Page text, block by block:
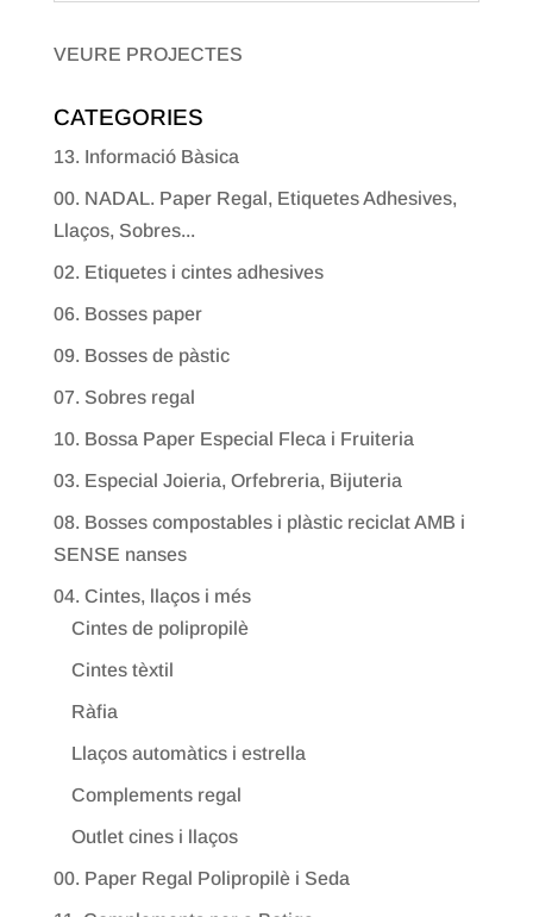
VEURE PROJECTES
CATEGORIES
13. Informació Bàsica
00. NADAL. Paper Regal, Etiquetes Adhesives,
Llaços, Sobres...
02. Etiquetes i cintes adhesives
06. Bosses paper
09. Bosses de pàstic
07. Sobres regal
10. Bossa Paper Especial Fleca i Fruiteria
03. Especial Joieria, Orfebreria, Bijuteria
08. Bosses compostables i plàstic reciclat AMB i
SENSE nanses
04. Cintes, llaços i més
Cintes de polipropilè
Cintes tèxtil
Ràfia
Llaços automàtics i estrella
Complements regal
Outlet cines i llaços
00. Paper Regal Polipropilè i Seda